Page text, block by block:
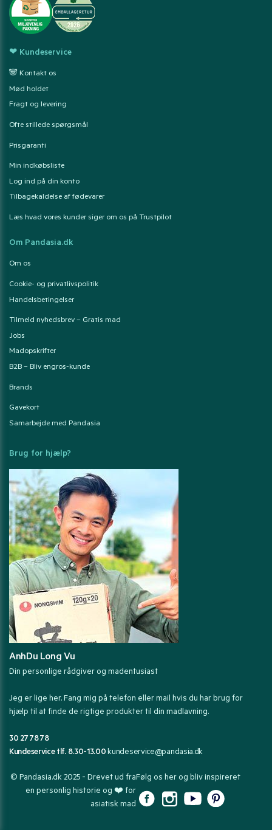
❤ Kundeservice
🐼 Kontakt os
Mød holdet
Fragt og levering
Ofte stillede spørgsmål
Prisgaranti
Min indkøbsliste
Log ind på din konto
Tilbagekaldelse af fødevarer
Læs hvad vores kunder siger om os på Trustpilot
Om Pandasia.dk
Om os
Cookie- og privatlivspolitik
Handelsbetingelser
Tilmeld nyhedsbrev – Gratis mad
Jobs
Madopskrifter
B2B – Bliv engros-kunde
Brands
Gavekort
Samarbejde med Pandasia
Brug for hjælp?
AnhDu Long Vu
Din personlige rådgiver og madentusiast
Jeg er lige her. Fang mig på telefon eller mail hvis du har brug for
hjælp til at finde de rigtige produkter til din madlavning.
30 27 78 78
Kundeservice tlf. 8.30-13.00kundeservice@pandasia.dk
© Pandasia.dk 2025 - Drevet ud fra
en personlig historie og ❤️ for
asiatisk mad
Følg os her og bliv inspireret